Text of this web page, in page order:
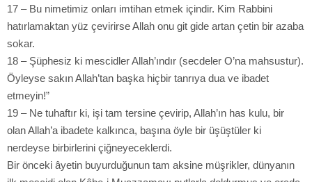
17 – Bu nimetimiz onları imtihan etmek içindir. Kim Rabbini
hatırlamaktan yüz çevirirse Allah onu git gide artan çetin bir azaba
sokar.
18 – Şüphesiz ki mescidler Allah’ındır (secdeler O’na mahsustur).
Öyleyse sakın Allah’tan başka hiçbir tanrıya dua ve ibadet
etmeyin!”
19 – Ne tuhaftır ki, işi tam tersine çevirip, Allah’ın has kulu, bir
olan Allah’a ibadete kalkınca, başına öyle bir üşüştüler ki
nerdeyse birbirlerini çiğneyeceklerdi.
Bir önceki âyetin buyurduğunun tam aksine müşrikler, dünyanın